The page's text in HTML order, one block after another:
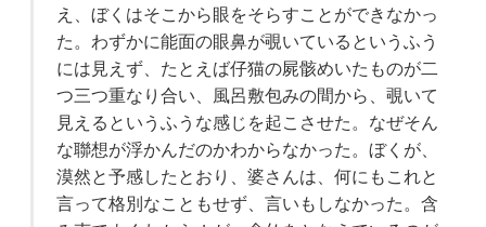
え、ぼくはそこから眼をそらすことができなかっ
た。わずかに能面の眼鼻が覗いているというふう
には見えず、たとえば仔猫の屍骸めいたものが二
つ三つ重なり合い、風呂敷包みの間から、覗いて
見えるというふうな感じを起こさせた。なぜそん
な聯想が浮かんだのかわからなかった。ぼくが、
漠然と予感したとおり、婆さんは、何にもこれと
言って格別なこともせず、言いもしなかった。含